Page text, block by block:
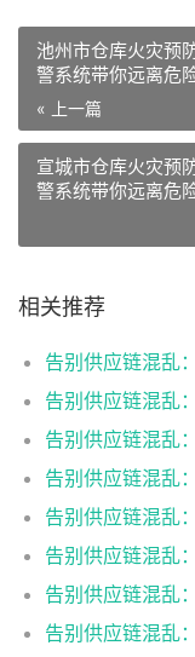
池州市仓库火灾预
警系统带你远离危险
« 上一篇
宣城市仓库火灾预
警系统带你远离危险
相关推荐